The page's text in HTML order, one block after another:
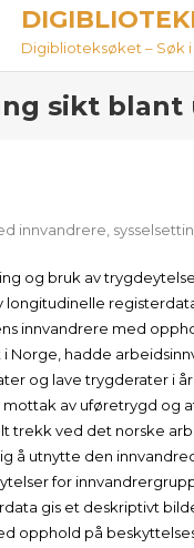
Digiblioteksøket – Søk
sikt
innvandrere
og bruk av
longitudinelle
innvandrere med
hadde
og lave trygderater i
av uføretrygd og
trekk ved det norske
å utnytte den
for
gis et deskriptivt
opphold på